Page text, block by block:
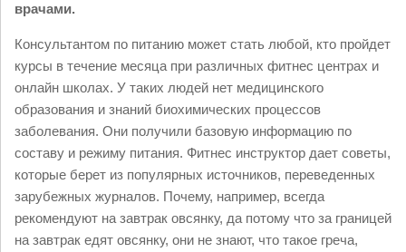
врачами.
Консультантом по питанию может стать любой, кто пройдет
курсы в течение месяца при различных фитнес центрах и
онлайн школах. У таких людей нет медицинского
образования и знаний биохимических процессов
заболевания. Они получили базовую информацию по
составу и режиму питания. Фитнес инструктор дает советы,
которые берет из популярных источников, переведенных
зарубежных журналов. Почему, например, всегда
рекомендуют на завтрак овсянку, да потому что за границей
на завтрак едят овсянку, они не знают, что такое греча,